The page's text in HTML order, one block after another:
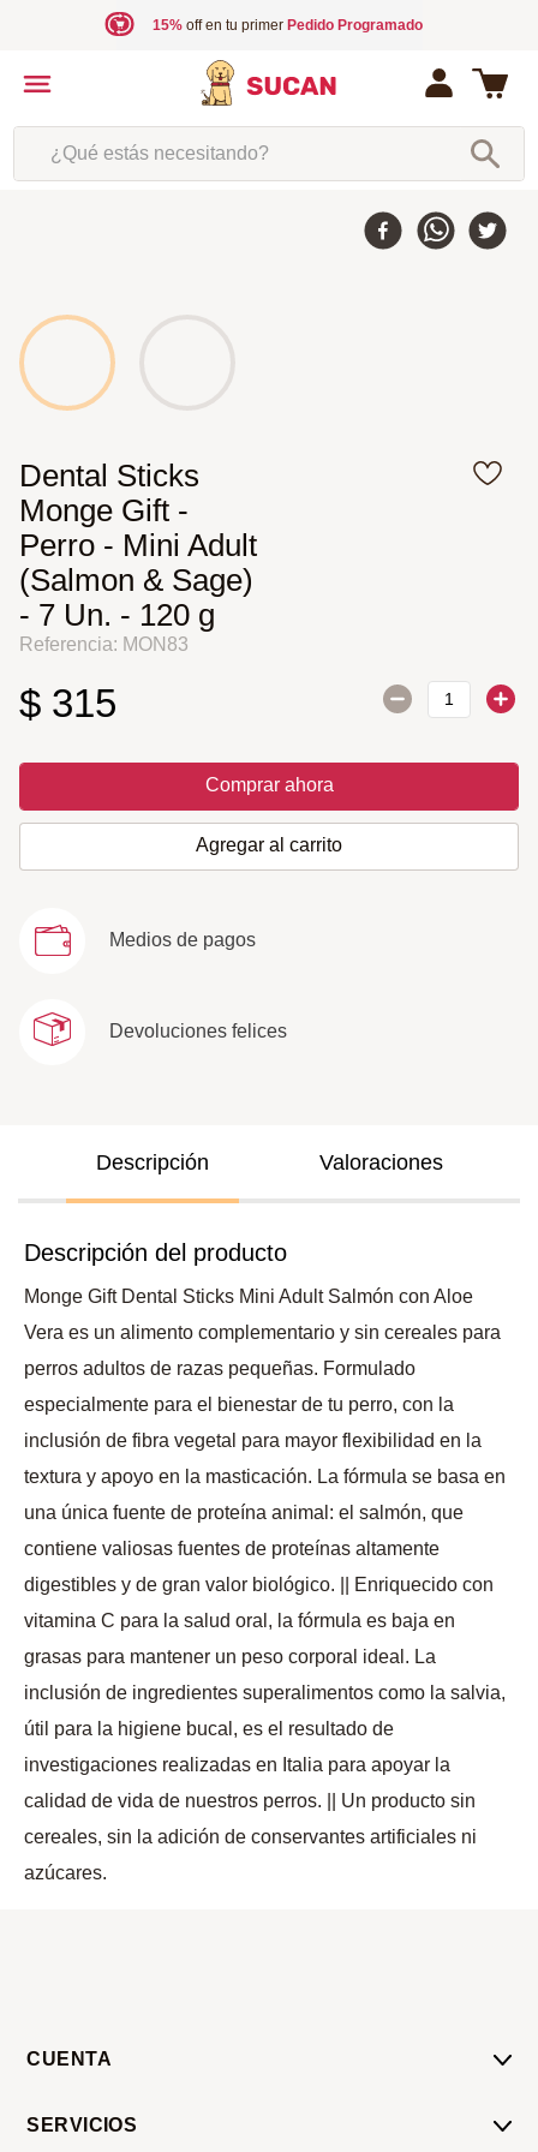
15%off en tu primer Pedido Programado
¿Qué estás necesitando?
Dental Sticks
Monge Gift -
Perro - Mini Adult
(Salmon & Sage)
- 7 Un. - 120 g
Referencia: MON83
$ 315
Comprar ahora
Agregar al carrito
Medios de pagos
Devoluciones felices
Descripción Valoraciones
Descripción del producto
Monge Gift Dental Sticks Mini Adult Salmón con Aloe
Vera es un alimento complementario y sin cereales para
perros adultos de razas pequeñas. Formulado
especialmente para el bienestar de tu perro, con la
inclusión de fibra vegetal para mayor flexibilidad en la
textura y apoyo en la masticación. La fórmula se basa en
una única fuente de proteína animal: el salmón, que
contiene valiosas fuentes de proteínas altamente
digestibles y de gran valor biológico. || Enriquecido con
vitamina C para la salud oral, la fórmula es baja en
grasas para mantener un peso corporal ideal. La
inclusión de ingredientes superalimentos como la salvia,
útil para la higiene bucal, es el resultado de
investigaciones realizadas en Italia para apoyar la
calidad de vida de nuestros perros. || Un producto sin
cereales, sin la adición de conservantes artificiales ni
azúcares.
CUENTA
SERVICIOS